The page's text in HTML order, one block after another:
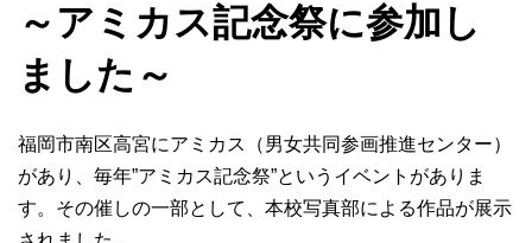
～アミカス記念祭に参加し
ました～
福岡市南区高宮にアミカス（男女共同参画推進センター）
があり、毎年”アミカス記念祭”というイベントがありま
す。その催しの一部として、本校写真部による作品が展示